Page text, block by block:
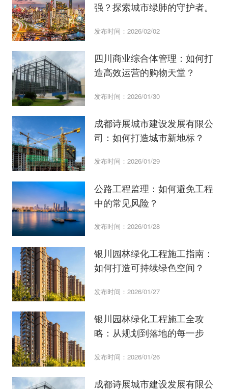
强？探索城市绿肺的守护者。
发布时间：2026/02/02
四川商业综合体管理：如何打
造高效运营的购物天堂？
发布时间：2026/01/30
成都诗展城市建设发展有限公
司：如何打造城市新地标？
发布时间：2026/01/29
公路工程监理：如何避免工程
中的常见风险？
发布时间：2026/01/28
银川园林绿化工程施工指南：
如何打造可持续绿色空间？
发布时间：2026/01/27
银川园林绿化工程施工全攻
略：从规划到落地的每一步
发布时间：2026/01/26
成都诗展城市建设发展有限公